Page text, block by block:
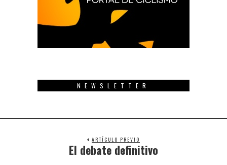
NEWSLETTER
ARTÍCULO PREVIO
Previous
El debate definitivo